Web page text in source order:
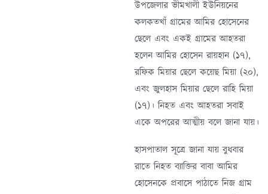
উপজেলার ভীমখালী ইউনিয়নের
কলকতখাঁ গ্রামের আমির হোসেনের
ছেলে এবং একই গ্রামের আহতরা
হলেন আমির হোসেন রায়হান (১৭),
রফিক মিয়ার ছেলে কয়েছ মিয়া (২০),
এবং জুলহাস মিয়ার ছেলে রাহি মিয়া
(১৭)। নিহত এবং আহতরা সবাই
একে অপরের আত্মীয় বলে জানা যায়।
হাসপাতাল সূত্রে জানা যায় বুধবার
রাতে নিহত ব্যাক্তির বাবা আমির
হোসেনকে প্রবাসে পাঠাতে নিজ গ্রাম